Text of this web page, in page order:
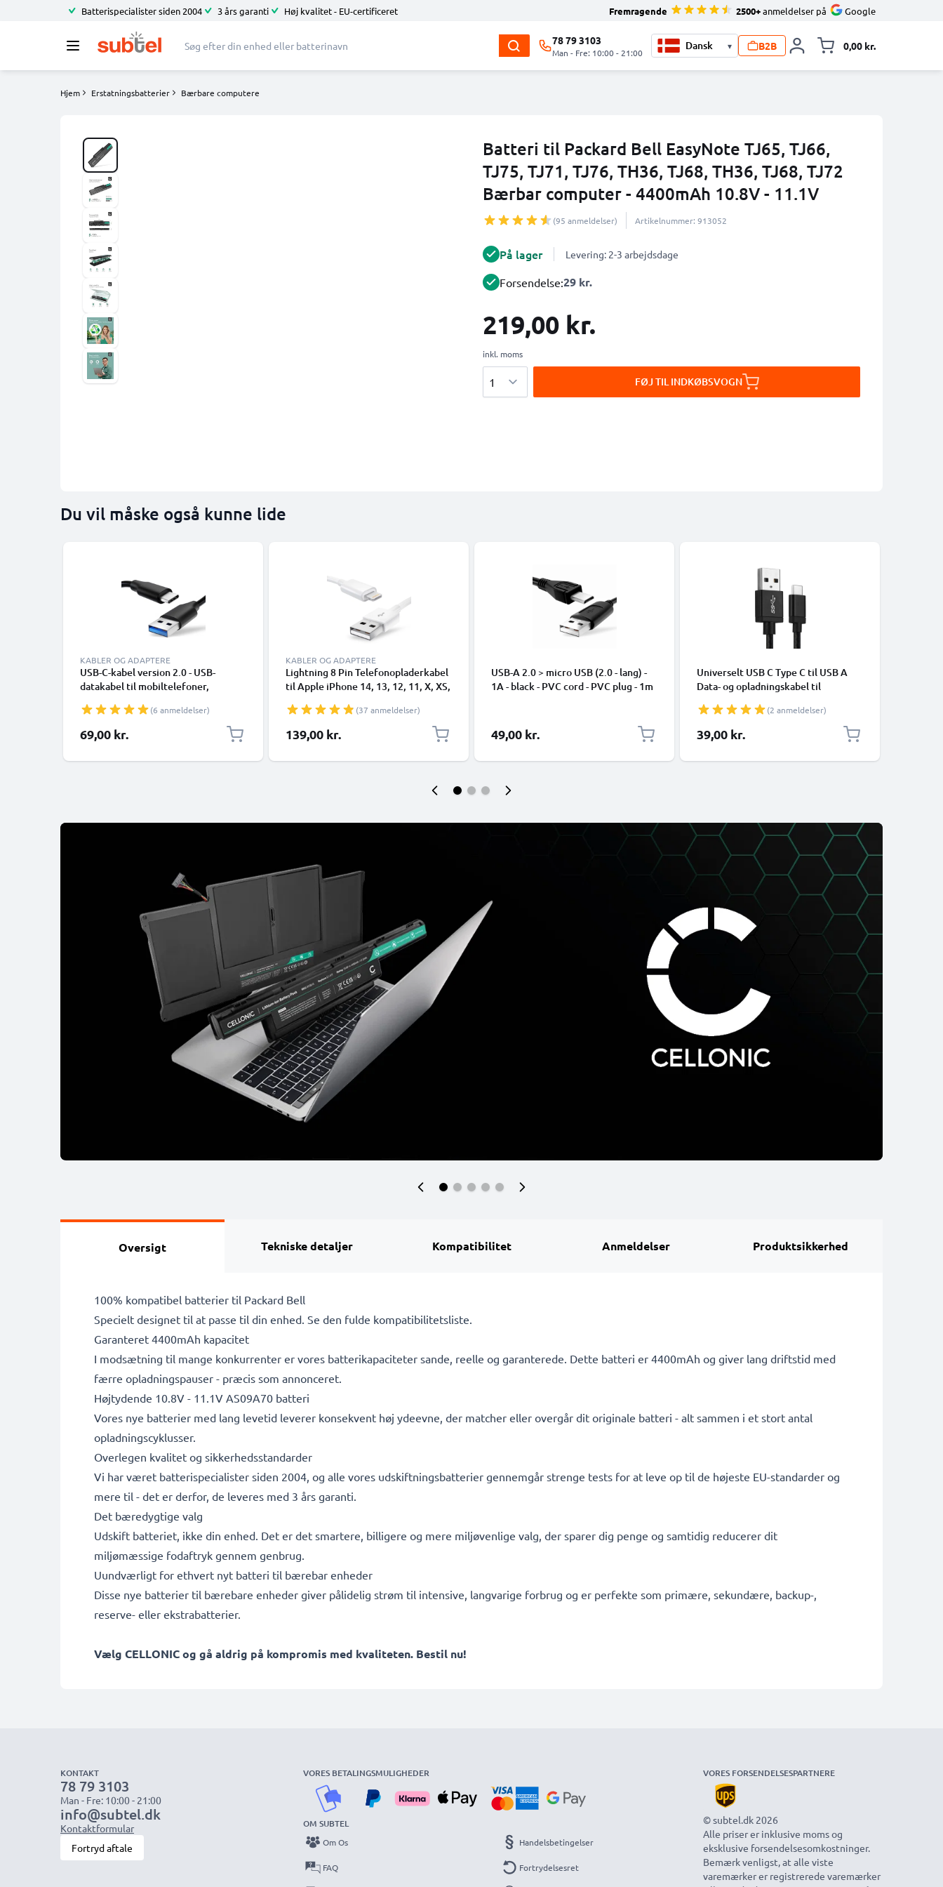
Batterispecialister siden 2004 3 års garanti Høj kvalitet - EU-certificeret Fremragende 2500+anmeldelser på Google
78 79 3103
Man - Fre: 10:00 - 21:00
▾ B2B 0,00 kr.
Hjem Erstatningsbatterier Bærbare computere
Batteri til Packard Bell EasyNote TJ65, TJ66,
TJ75, TJ71, TJ76, TH36, TJ68, TH36, TJ68, TJ72
Bærbar computer - 4400mAh 10.8V - 11.1V
(95 anmeldelser) Artikelnummer: 913052
På lager Levering: 2-3 arbejdsdage
Forsendelse:29 kr.
219,00 kr.
inkl. moms
FØJ TIL INDKØBSVOGN
Du vil måske også kunne lide
KABLER OG ADAPTERE
USB-C-kabel version 2.0 - USB-
datakabel til mobiltelefoner,
Google Pixel), kameraer (Canon,
Panasonic Lumix, Sony, GoPro) og
mange flere - 1,0m 3A-opladerkabel
(6 anmeldelser)
69,00 kr.
KABLER OG ADAPTERE
Lightning 8 Pin Telefonopladerkabel
til Apple iPhone 14, 13, 12, 11, X, XS,
Smartphone datakabel hvid
(37 anmeldelser)
139,00 kr.
USB-A 2.0 > micro USB (2.0 - lang) -
1A - black - PVC cord - PVC plug - 1m
49,00 kr.
Universelt USB C Type C til USB A
Data- og opladningskabel til
højttalere - 3A Hurtig dataoverførsel
1m Nylon Opladerkabel - Sort
(2 anmeldelser)
39,00 kr.
Oversigt Tekniske detaljer Kompatibilitet Anmeldelser Produktsikkerhed
100% kompatibel batterier til Packard Bell
Specielt designet til at passe til din enhed. Se den fulde kompatibilitetsliste.
Garanteret 4400mAh kapacitet
I modsætning til mange konkurrenter er vores batterikapaciteter sande, reelle og garanterede. Dette batteri er 4400mAh og giver lang driftstid med
færre opladningspauser - præcis som annonceret.
Højtydende 10.8V - 11.1V AS09A70 batteri
Vores nye batterier med lang levetid leverer konsekvent høj ydeevne, der matcher eller overgår dit originale batteri - alt sammen i et stort antal
opladningscyklusser.
Overlegen kvalitet og sikkerhedsstandarder
Vi har været batterispecialister siden 2004, og alle vores udskiftningsbatterier gennemgår strenge tests for at leve op til de højeste EU-standarder og
mere til - det er derfor, de leveres med 3 års garanti.
Det bæredygtige valg
Udskift batteriet, ikke din enhed. Det er det smartere, billigere og mere miljøvenlige valg, der sparer dig penge og samtidig reducerer dit
miljømæssige fodaftryk gennem genbrug.
Uundværligt for ethvert nyt batteri til bærebar enheder
Disse nye batterier til bærebare enheder giver pålidelig strøm til intensive, langvarige forbrug og er perfekte som primære, sekundære, backup-,
reserve- eller ekstrabatterier.
Vælg CELLONIC og gå aldrig på kompromis med kvaliteten. Bestil nu!
KONTAKT
78 79 3103
Man - Fre: 10:00 - 21:00
info@subtel.dk
Kontaktformular
Fortryd aftale
VORES BETALINGSMULIGHEDER
OM SUBTEL
Om Os
FAQ
Handelsbetingelser
Fortrydelsesret
VORES FORSENDELSESPARTNERE
© subtel.dk 2026
Alle priser er inklusive moms og
eksklusive forsendelsesomkostninger.
Bemærk venligst, at alle viste
varemærker er registrerede varemærker